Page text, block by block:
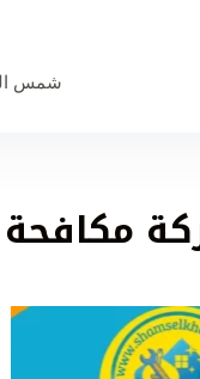
شمس
مكافحة